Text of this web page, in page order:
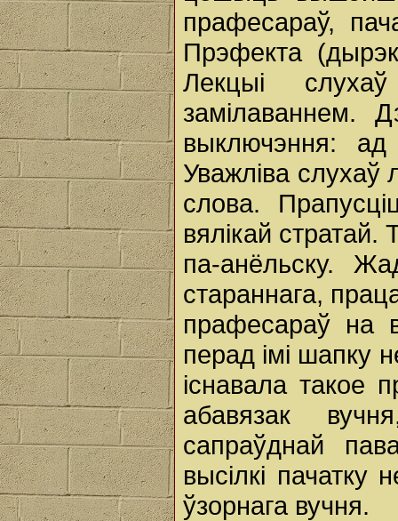
прафесараў,
Прэфекта
Лекцыі
замілаваннем.
выключэння: ад
Уважліва
слова.
вялікай стратай.
па-анёльску.
стараннага,
прафесараў на
перад імі шапку
існавала такое
абавязак
сапраўднай
высілкі
ўзорнага вучня.